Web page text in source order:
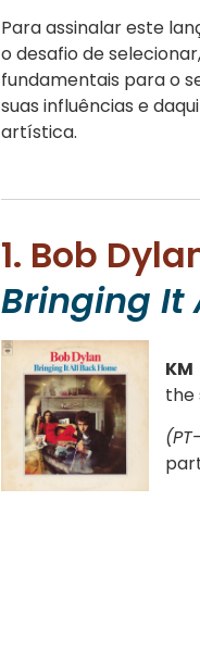
Para assinalar este
o desafio de
fundamentais para o
suas influências e
artística.
1. Bob
Bringing It
KM
the